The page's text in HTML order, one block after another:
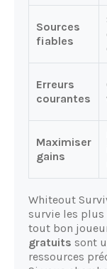
Sources
fiables
Erreurs
courantes
Maximiser
gains
Whiteout
survie les
tout bon
gratuits sont
ressources